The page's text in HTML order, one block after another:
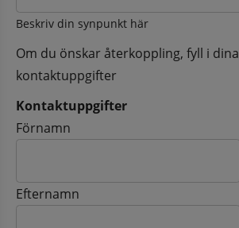
Beskriv din synpunkt här
Om du önskar återkoppling, fyll i dina
kontaktuppgifter
Kontaktuppgifter
Kontaktuppgifter
Förnamn
Efternamn